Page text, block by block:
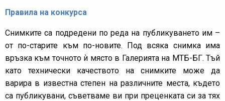
Правила на конкурса
Снимките са подредени по реда на публикуването им –
от по-старите към по-новите. Под всяка снимка има
връзка към точното ѝ място в Галерията на МТБ-БГ. Тъй
като технически качеството на снимките може да
варира в известна степен на различните места, където
са публикувани, съветваме ви при преценката си за тях